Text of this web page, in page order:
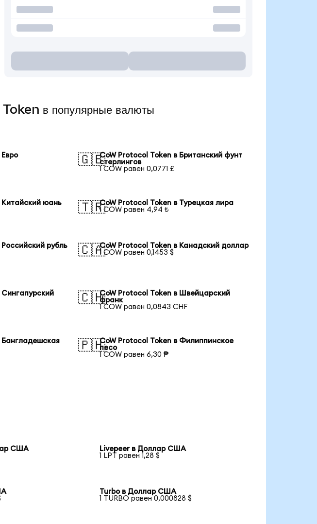
Token в популярные валюты
🇬🇧CoW Protocol Token в Британский фунт
стерлингов
1 COW равен 0,0771 £
Китайский юань
🇹🇷CoW Protocol Token в Турецкая лира
1 COW равен 4,94 ₺
рубль
🇨🇦CoW Protocol Token в Канадский доллар
1 COW равен 0,1453 $
🇨🇭CoW Protocol Token в Швейцарский
франк
1 COW равен 0,0843 CHF
Бангладешская
🇵🇭CoW Protocol Token в Филиппинское
песо
1 COW равен 6,30 ₱
США
Livepeer в Доллар США
1 LPT равен 1,28 $
Turbo в Доллар США
1 TURBO равен 0,000828 $